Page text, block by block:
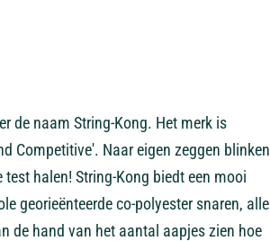
de naam String-Kong. Het merk is
Competitive'. Naar eigen zeggen blinken
halen! String-Kong biedt een mooi
georieënteerde co-polyester snaren, alle
de hand van het aantal aapjes zien hoe